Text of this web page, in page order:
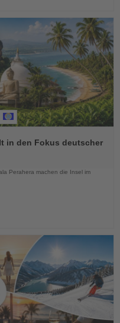
in den Fokus deutscher
Perahera machen die Insel im